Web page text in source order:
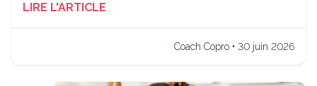
LIRE L'ARTICLE
Coach Copro • 30 juin 2026